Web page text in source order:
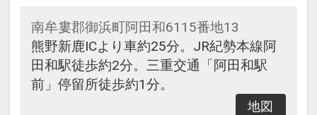
南牟婁郡御浜町阿田和6115番地13
熊野新鹿ICより車約25分。JR紀勢本線阿
田和駅徒歩約2分。三重交通「阿田和駅
前」停留所徒歩約1分。
地図